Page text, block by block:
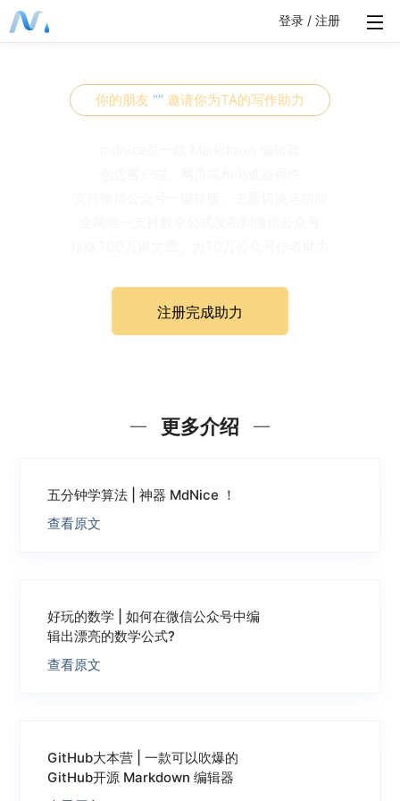
登录 / 注册
你的朋友 “” 邀请你为TA的写作助力
注册完成助力
更多介绍
五分钟学算法 | 神器 MdNice ！
查看原文
好玩的数学 | 如何在微信公众号中编
辑出漂亮的数学公式?
查看原文
GitHub大本营 | 一款可以吹爆的
GitHub开源 Markdown 编辑器